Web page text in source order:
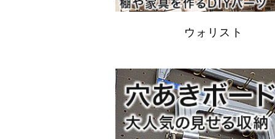
ウォリスト